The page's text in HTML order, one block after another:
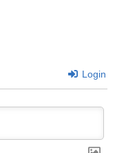
Login